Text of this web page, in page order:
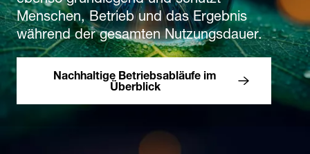
Menschen, Betrieb und das Ergebnis
während der gesamten Nutzungsdauer.
Nachhaltige Betriebsabläufe im
Überblick